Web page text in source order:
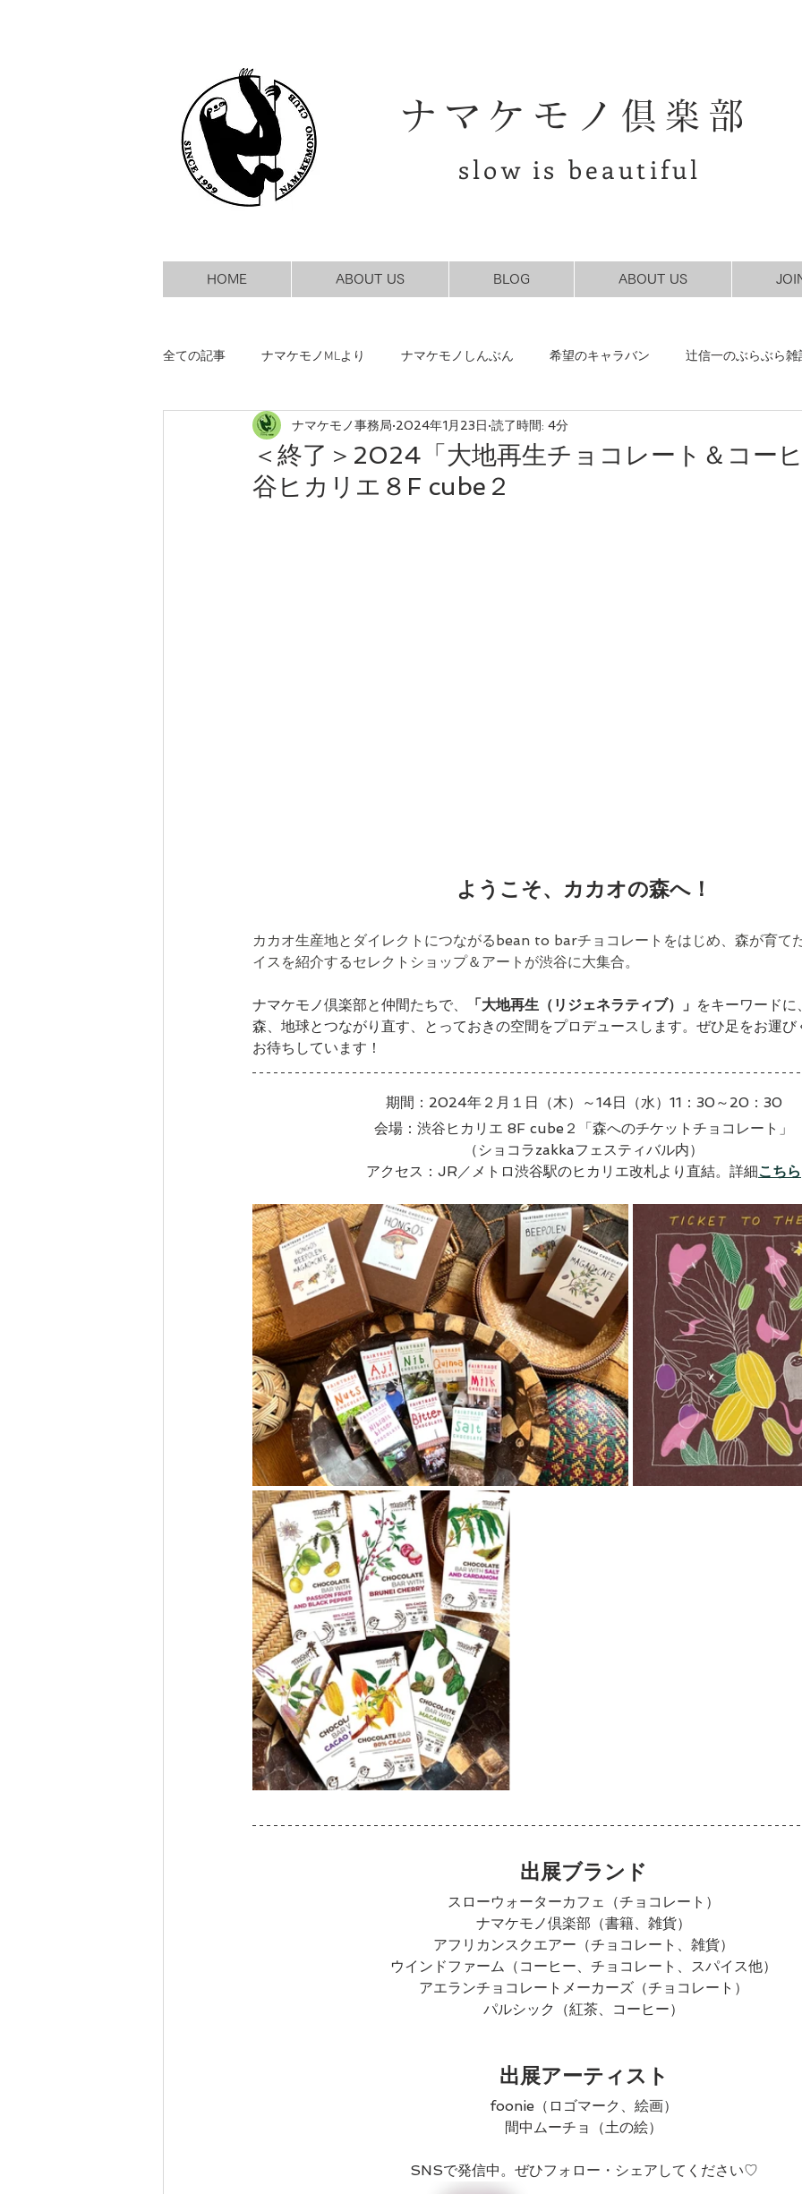
slow is beautiful
ナマケモノ倶楽部
HOME ABOUT US BLOG ABOUT US
全ての記事 ナマケモノMLより ナマケモノしんぶん 希望のキャラバン 辻信一のぶらぶら雑
ローカリゼーション 森林農業 友産友消
＜終了＞2024「大地再生チョコレート＆コー
谷ヒカリエ８F cube２
ナマケモノ事務局 2024年1月23日 読了時間: 4分
ようこそ、カカオの森へ！
カカオ生産地とダイレクトにつながるbean to barチョコレートをはじめ、森が育て
イスを紹介するセレクトショップ＆アートが渋谷に大集合。
ナマケモノ倶楽部と仲間たちで、 「大地再生（リジェネラティブ）」 をキーワードに
森、地球とつながり直す、とっておきの空間をプロデュースします。ぜひ足をお運び
お待ちしています！
期間：2024年２月１日（木）～14日（水）11：30～20：30
会場： 渋谷ヒカリエ 8F cube２「森へのチケットチョコレート」
（ショコラzakkaフェスティバル内）
アクセス：JR／メトロ渋谷駅のヒカリエ改札より直結。詳細こちら
出展ブランド
スローウォーターカフェ（チョコレート）
ナマケモノ倶楽部（書籍、雑貨）
アフリカンスクエアー（チョコレート、雑貨）
ウインドファーム（コーヒー、チョコレート、スパイス他）
アエランチョコレートメーカーズ（チョコレート）
パルシック（紅茶、コーヒー）
出展アーティスト
foonie（ロゴマーク、絵画）
間中ムーチョ（土の絵）
SNSで発信中。ぜひフォロー・シェアしてください♡